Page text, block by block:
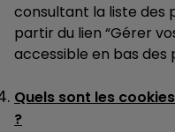
consultant la liste des
partir du lien “Gérer
accessible en bas des
Quels sont les
?